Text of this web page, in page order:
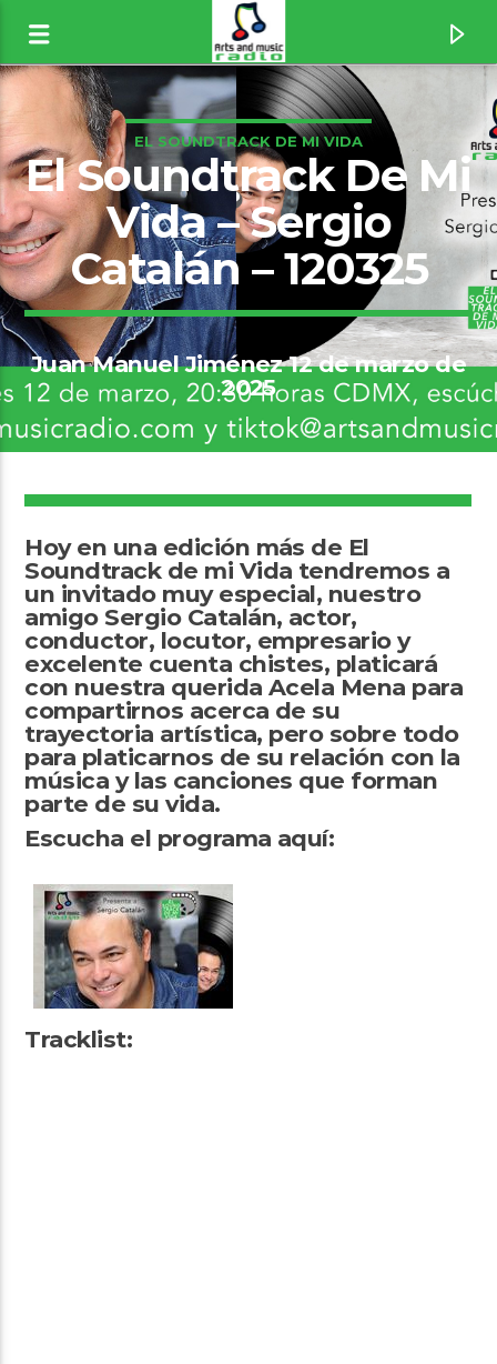
Canción actual
The Boys Of Summer [1wKg]
Arts And Music Radio
EL SOUNDTRACK DE MI VIDA
El Soundtrack De Mi
Vida – Sergio
Catalán – 120325
Juan Manuel Jiménez 12 de marzo de
2025
Hoy en una edición más de El
Soundtrack de mi Vida tendremos a
un invitado muy especial, nuestro
amigo Sergio Catalán, actor,
conductor, locutor, empresario y
excelente cuenta chistes, platicará
con nuestra querida Acela Mena para
compartirnos acerca de su
trayectoria artística, pero sobre todo
para platicarnos de su relación con la
música y las canciones que forman
parte de su vida.
Escucha el programa aquí:
Tracklist: